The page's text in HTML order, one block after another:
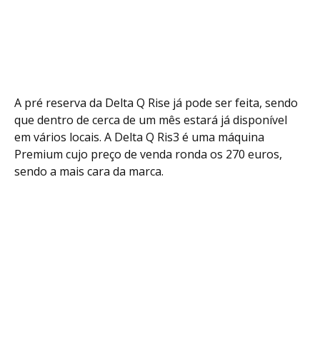
A pré reserva da Delta Q Rise já pode ser feita, sendo
que dentro de cerca de um mês estará já disponível
em vários locais. A Delta Q Ris3 é uma máquina
Premium cujo preço de venda ronda os 270 euros,
sendo a mais cara da marca.